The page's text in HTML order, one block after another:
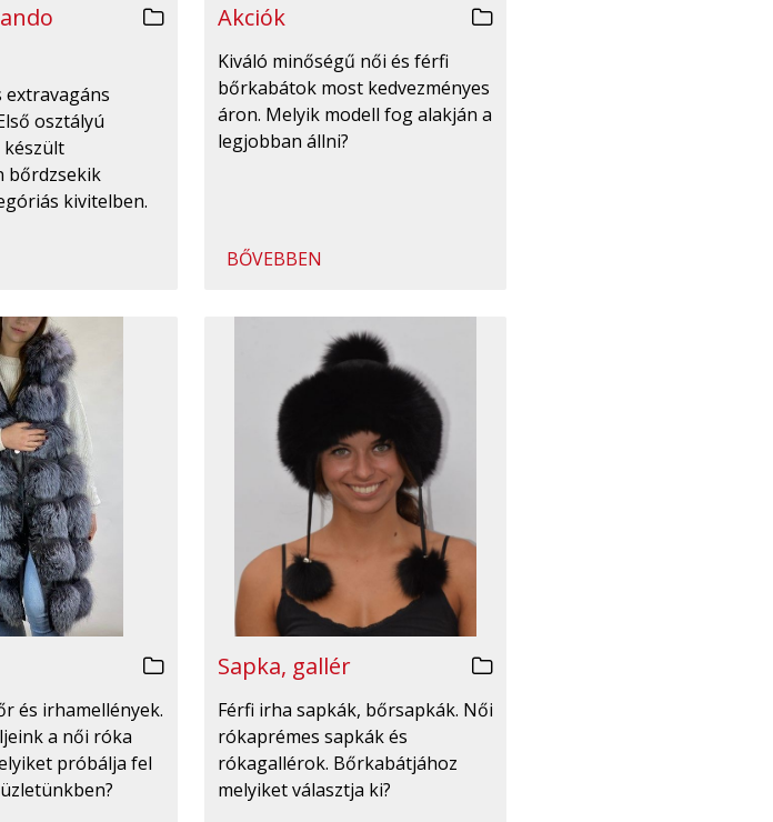
extravagáns
osztályú
bőrdzsekik
kivitelben.
Akciók
Kiváló minőségű női és férfi
bőrkabátok most kedvezményes
áron. Melyik modell fog alakján a
legjobban állni?
BŐVEBBEN
és irhamellények.
a női róka
próbálja fel
Sapka, gallér
Férfi irha sapkák, bőrsapkák. Női
rókaprémes sapkák és
rókagallérok. Bőrkabátjához
melyiket választja ki?